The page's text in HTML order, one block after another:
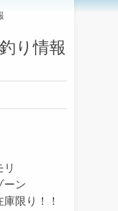
り情報
ーン
限り！！